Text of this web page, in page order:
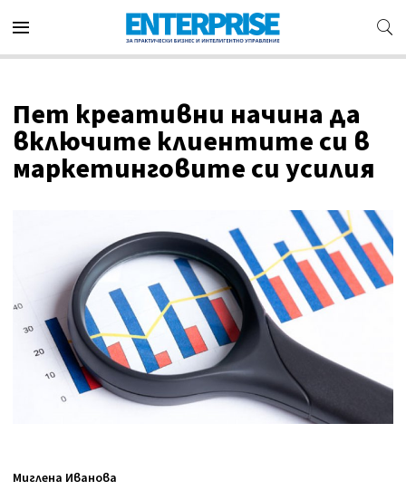
Пет креативни начина да
включите клиентите си в
маркетинговите си усилия
Миглена Иванова